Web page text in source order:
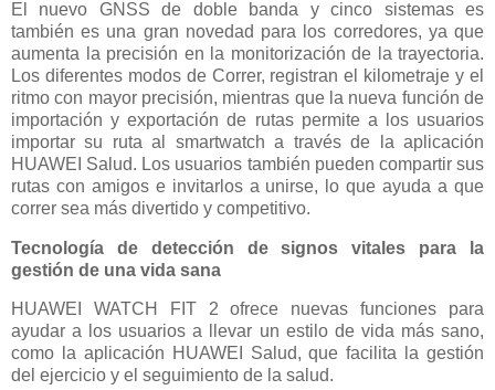
El nuevo GNSS de doble banda y cinco sistemas es
también es una gran novedad para los corredores, ya que
aumenta la precisión en la monitorización de la trayectoria.
Los diferentes modos de Correr, registran el kilometraje y el
ritmo con mayor precisión, mientras que la nueva función de
importación y exportación de rutas permite a los usuarios
importar su ruta al smartwatch a través de la aplicación
HUAWEI Salud. Los usuarios también pueden compartir sus
rutas con amigos e invitarlos a unirse, lo que ayuda a que
correr sea más divertido y competitivo.
Tecnología de detección de signos vitales para la
gestión de una vida sana
HUAWEI WATCH FIT 2 ofrece nuevas funciones para
ayudar a los usuarios a llevar un estilo de vida más sano,
como la aplicación HUAWEI Salud, que facilita la gestión
del ejercicio y el seguimiento de la salud.